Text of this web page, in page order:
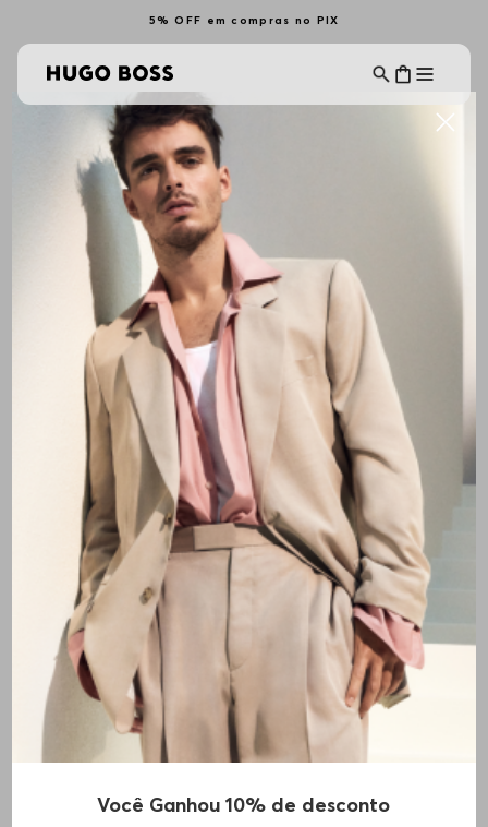
5% OFF em compras no PIX
Você Ganhou 10% de desconto
CAMISETA EM ALGODÃO ELÁSTICO COM